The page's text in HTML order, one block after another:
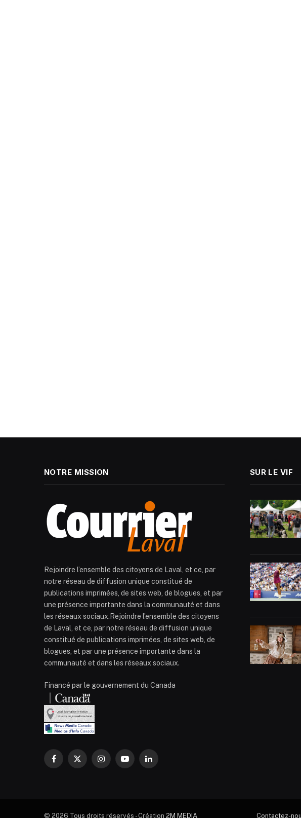
NOTRE MISSION
Rejoindre l’ensemble des citoyens de Laval, et ce, par
notre réseau de diffusion unique constitué de
publications imprimées, de sites web, de blogues, et par
une présence importante dans la communauté et dans
les réseaux sociaux.Rejoindre l’ensemble des citoyens
de Laval, et ce, par notre réseau de diffusion unique
constitué de publications imprimées, de sites web, de
blogues, et par une présence importante dans la
communauté et dans les réseaux sociaux.
Financé par le gouvernement du Canada
Facebook
X
InstagramYouTubeLinkedIn
SUR LE VIF
© 2026 Tous droits réservés - Création 2M MEDIA Contactez-